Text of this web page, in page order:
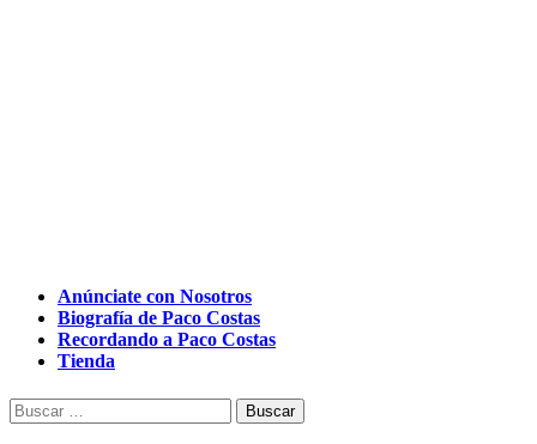
Anúnciate con Nosotros
Biografía de Paco Costas
Recordando a Paco Costas
Tienda
Buscar: